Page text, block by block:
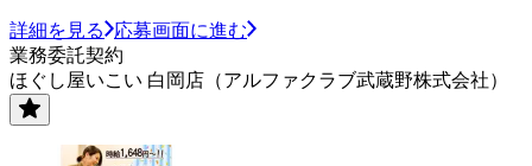
詳細を見る
応募画面に進む
業務委託契約
ほぐし屋いこい 白岡店（アルファクラブ武蔵野株式会社）